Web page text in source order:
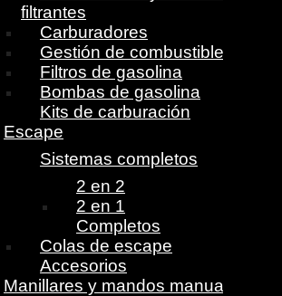
filtrantes
Carburadores
Gestión de combustible
Filtros de gasolina
Bombas de gasolina
Kits de carburación
Escape
Sistemas completos
2 en 2
2 en 1
Completos
Colas de escape
Accesorios
Manillares y mandos manuales